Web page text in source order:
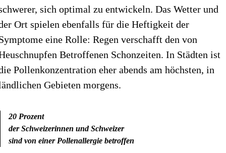
sich optimal zu entwickeln. Das Wetter und
Ort spielen ebenfalls für die Heftigkeit der
eine Rolle: Regen verschafft den von
Betroffenen Schonzeiten. In Städten ist
Pollenkonzentration eher abends am höchsten, in
Gebieten morgens.
20 Prozent
der Schweizerinnen und Schweizer
sind von einer Pollenallergie betroffen